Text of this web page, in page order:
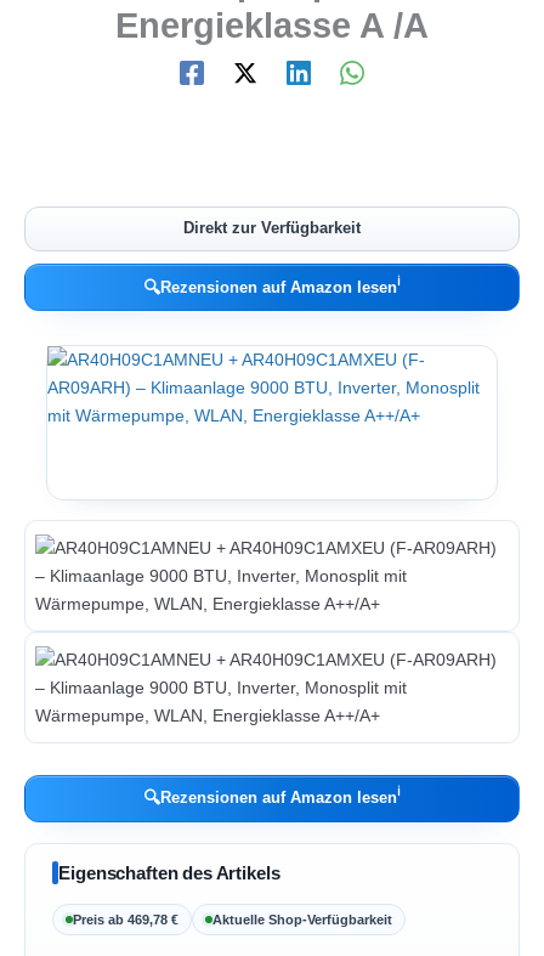
Energieklasse A /A
Direkt zur Verfügbarkeit
🔍Rezensionen auf Amazon lesenℹ︎
🔍Rezensionen auf Amazon lesenℹ︎
Eigenschaften des Artikels
Preis ab 469,78 € Aktuelle Shop-Verfügbarkeit